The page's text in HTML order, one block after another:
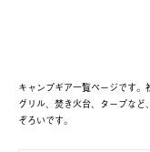
キャンプギア一覧ページです
グリル、焚き火台、タープな
ぞろいです。